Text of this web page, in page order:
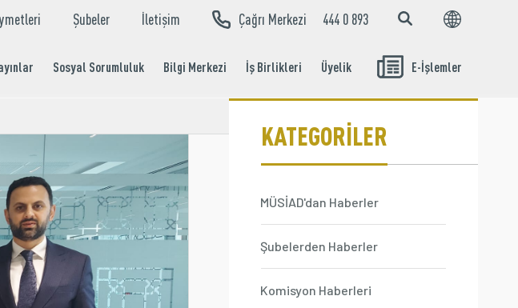
Şubeler İletişim Çağrı Merkezi 444 0 893
Sosyal Sorumluluk Bilgi Merkezi İş Birlikleri Üyelik E-İşlemler
Aidat Ödeme
KATEGORİLER
MÜSİAD'dan Haberler
Şubelerden Haberler
Komisyon Haberleri